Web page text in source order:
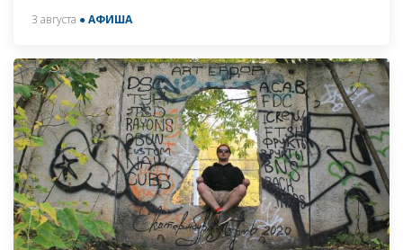
3 августа ● АФИША